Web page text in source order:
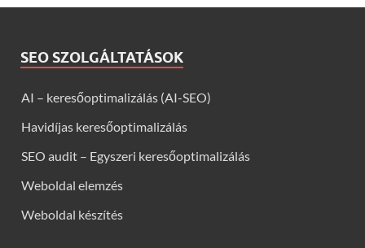
SEO SZOLGÁLTATÁSOK
AI – keresőoptimalizálás (AI-SEO)
Havidíjas keresőoptimalizálás
SEO audit – Egyszeri keresőoptimalizálás
Weboldal elemzés
Weboldal készítés